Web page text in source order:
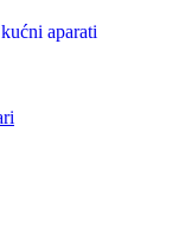
aparati